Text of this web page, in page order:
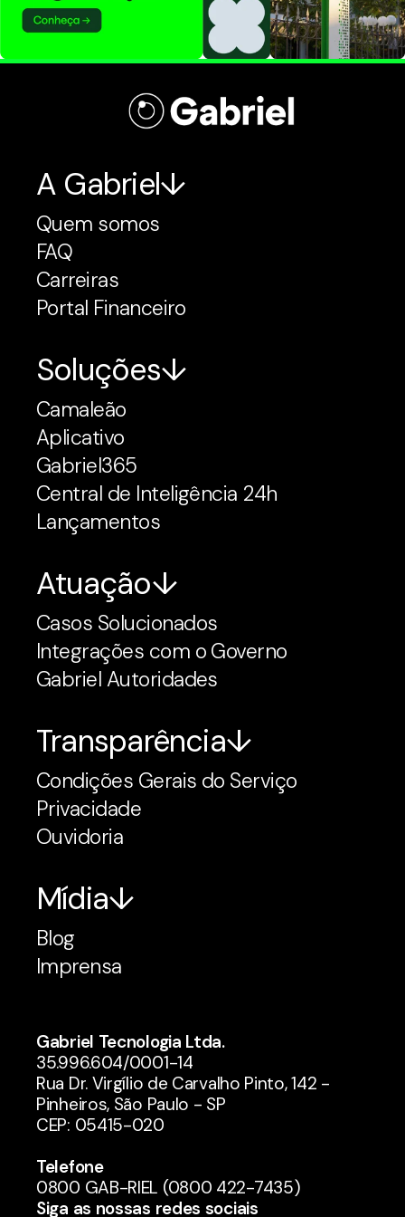
A Gabriel
Quem somos
FAQ
Carreiras
Portal Financeiro
Soluções
Camaleão
Aplicativo
Gabriel365
Central de Inteligência 24h
Lançamentos
Atuação
Casos Solucionados
Integrações com o Governo
Gabriel Autoridades
Transparência
Condições Gerais do Serviço
Privacidade
Ouvidoria
Mídia
Blog
Imprensa
Gabriel Tecnologia Ltda.
35.996.604/0001-14
Rua Dr. Virgílio de Carvalho Pinto, 142 -
Pinheiros, São Paulo - SP
CEP: 05415-020
Telefone
0800 GAB-RIEL (0800 422-7435)
Siga as nossas redes sociais